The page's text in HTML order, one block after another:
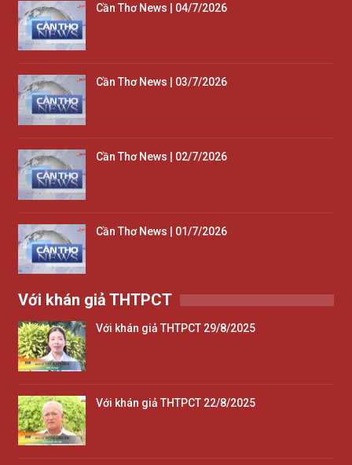
Cần Thơ News | 04/7/2026
Cần Thơ News | 03/7/2026
Cần Thơ News | 02/7/2026
Cần Thơ News | 01/7/2026
Với khán giả THTPCT
Với khán giả THTPCT 29/8/2025
Với khán giả THTPCT 22/8/2025